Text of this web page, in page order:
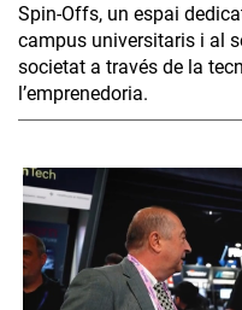
Spin-Offs, un espai
campus universitaris i al
societat a través de la
l’emprenedoria.